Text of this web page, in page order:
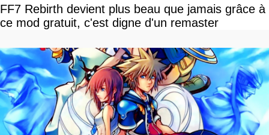
FF7 Rebirth devient plus beau que jamais grâce à
ce mod gratuit, c'est digne d'un remaster